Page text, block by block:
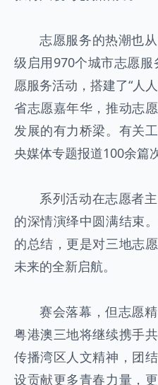
志愿服务的热潮也
级启用970个城市志愿
愿服务活动，搭建了“人
省志愿嘉年华，推动志
发展的有力桥梁。有关
央媒体专题报道100余篇
系列活动在志愿者
的深情演绎中圆满结束
的总结，更是对三地志
未来的全新启航。
赛会落幕，但志愿
粤港澳三地将继续携手
传播湾区人文精神，团
设贡献更多青春力量，